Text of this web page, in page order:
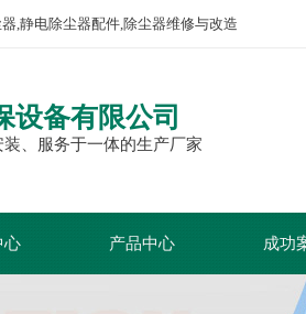
,静电除尘器配件,除尘器维修与改造
设备有限公司
、服务于一体的生产厂家
心 产品中心 成功